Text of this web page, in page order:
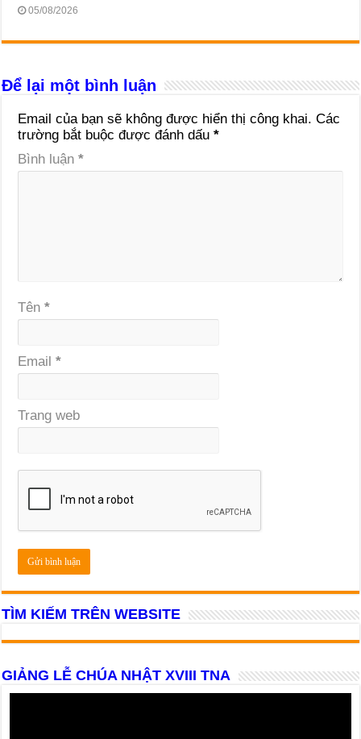
05/08/2026
Để lại một bình luận
Email của bạn sẽ không được hiển thị công khai. Các
trường bắt buộc được đánh dấu*
Bình luận*
Tên*
Email*
Trang web
TÌM KIẾM TRÊN WEBSITE
GIẢNG LỄ CHÚA NHẬT XVIII TNA